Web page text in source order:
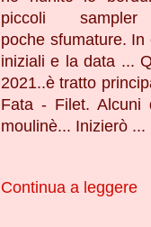
piccoli
poche sfumature.
iniziali e la data ...
2021..è tratto
Fata - Filet. Alcuni
moulinè... Inizierò ...
Continua a leggere